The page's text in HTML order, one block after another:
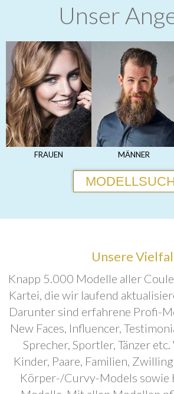
Unser
FRAUEN MÄNNER
Unsere
Knapp 5.000 Modelle aller
Kartei, die wir laufend
Darunter sind erfahrene Profi-
New Faces, Influencer,
Sprecher, Sportler, Tänzer
Kinder, Paare, Familien,
Körper-/Curvy-Models sowie